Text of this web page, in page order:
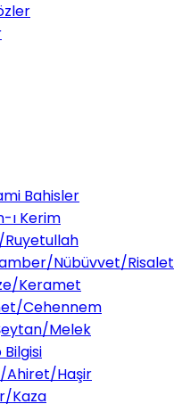
Bahisler
ı Kerim
Nübüvvet/Risalet
Keramet
Cehennem
Melek
Ahiret/Haşir
Kaza